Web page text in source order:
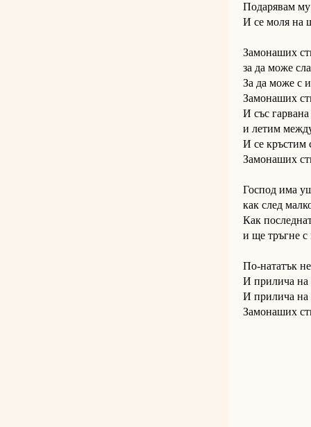
Подарявам
И се моля на
Замонаших
за да може
За да може с
Замонаших
И със
и летим
И се кръстим
Замонаших
Господ има
как след
Как
и ще тръгне с
По-нататък
И прилича на
И прилича на
Замонаших